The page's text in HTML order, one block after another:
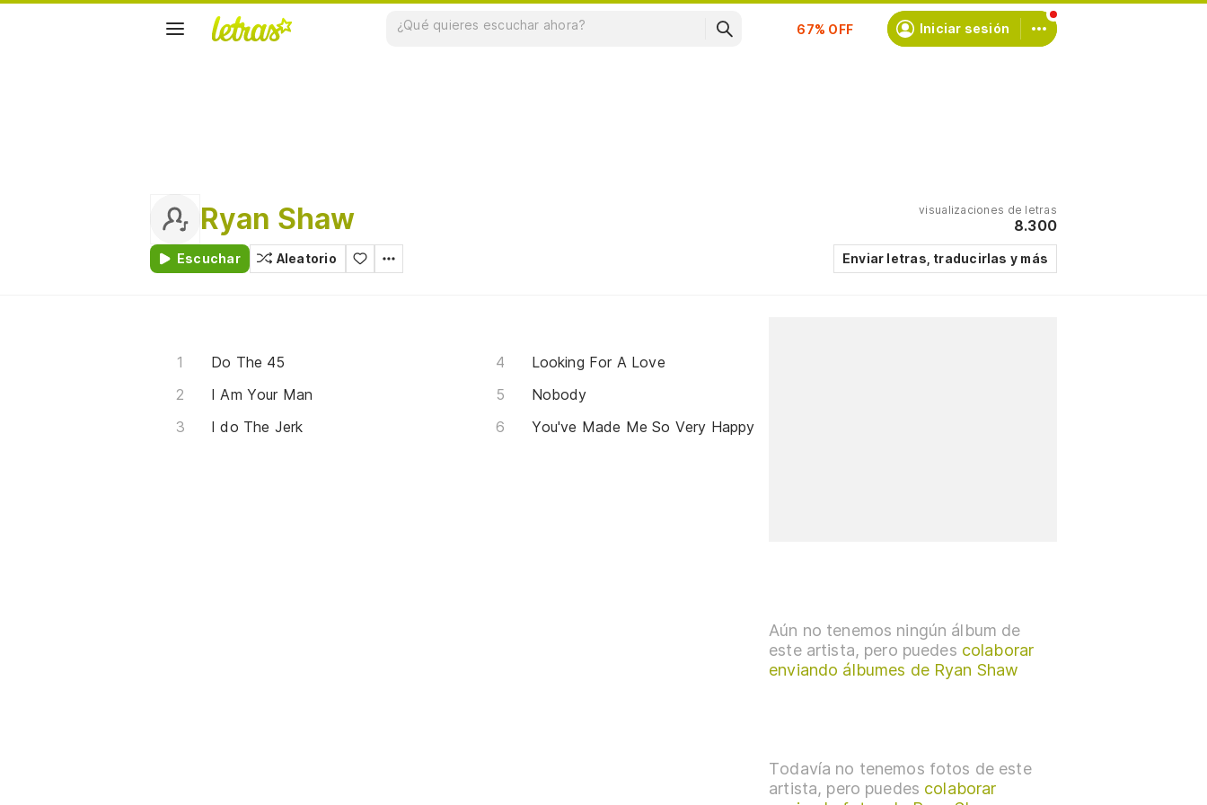
Suscríbete Iniciar sesión
Ryan Shaw
Escuchar Aleatorio
visualizaciones de letras
8.300
Enviar letras, traducirlas y más
Do The 45
I Am Your Man
I do The Jerk
Looking For A Love
Nobody
You've Made Me So Very Happy
Aún no tenemos ningún álbum de
este artista, pero puedes colaborar
enviando álbumes de Ryan Shaw
Todavía no tenemos fotos de este
artista, pero puedes colaborar